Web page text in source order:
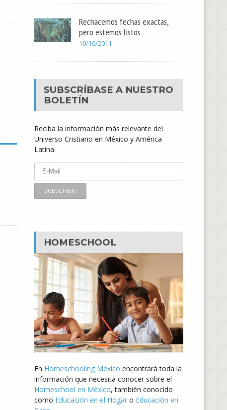
Rechacemos fechas exactas,
pero estemos listos
19/10/2011
SUBSCRÍBASE A NUESTRO
BOLETÍN
Reciba la información más relevante del
Universo Cristiano en México y América
Latina.
HOMESCHOOL
En Homeschooling México encontrará toda la
información que necesita conocer sobre el
Homeschool en México, también conocido
como Educación en el Hogar o Educación en